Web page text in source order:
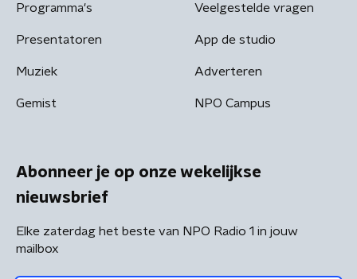
Programma's
Presentatoren
Muziek
Gemist
Veelgestelde vragen
App de studio
Adverteren
NPO Campus
Abonneer je op onze wekelijkse
nieuwsbrief
Elke zaterdag het beste van NPO Radio 1 in jouw
mailbox